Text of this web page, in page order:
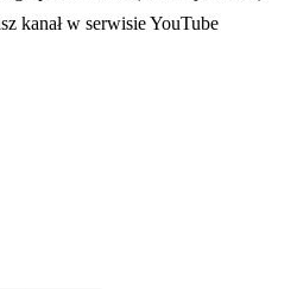
w nowej karcie
kanał w serwisie YouTube